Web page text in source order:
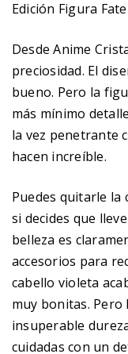
Edición Figura
Desde Anime
preciosidad. El
bueno. Pero la
más mínimo
la vez penetrante
hacen increíble.
Puedes quitarle la
si decides que
belleza es
accesorios para
cabello violeta
muy bonitas.
insuperable
cuidadas con un